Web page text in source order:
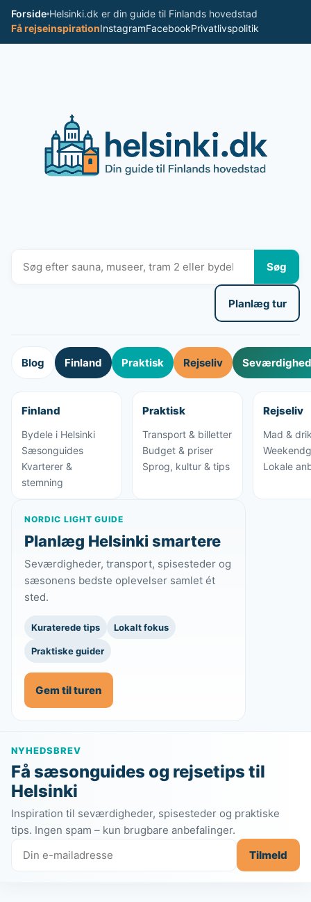
Spring
indhold
Forside Helsinki.dk er din guide til Finlands hovedstad
Få rejseinspirationInstagramFacebookPrivatlivspolitik
Søg
Planlæg tur
Blog Finland Praktisk Rejseliv
Finland
Bydele i Helsinki
Sæsonguides
Kvarterer &
stemning
Praktisk
Transport & billetter
Budget & priser
Sprog, kultur & tips
Rejseliv
Mad &
Lokale
NORDIC LIGHT GUIDE
Planlæg Helsinki smartere
Seværdigheder, transport, spisesteder og
sæsonens bedste oplevelser samlet ét
sted.
Kuraterede tips Lokalt fokus
Praktiske guider
Gem til turen
NYHEDSBREV
Få sæsonguides og rejsetips til
Helsinki
Inspiration til seværdigheder, spisesteder og praktiske
tips. Ingen spam – kun brugbare anbefalinger.
Tilmeld